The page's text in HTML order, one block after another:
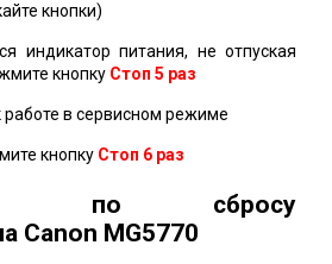
кнопки)
индикатор питания, не отпуская
кнопку Стоп 5 раз
работе в сервисном режиме
кнопку Стоп 6 раз
по сбросу
Canon MG5770